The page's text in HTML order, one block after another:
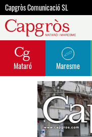
Capgròs Comunicació SL
Mataró Maresme